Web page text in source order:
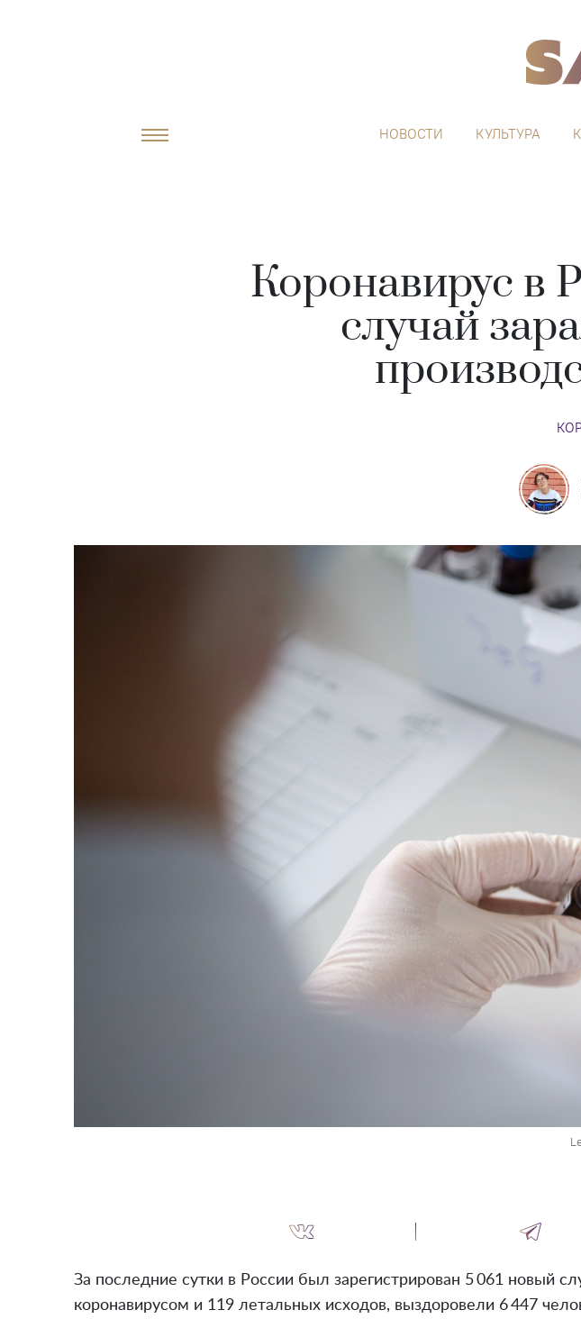
НОВОСТИ КУЛЬТУРА
Коронавирус в
случай
За последние сутки в России был зарегистрирован 5 061 новый
коронавирусом и 119 летальных исходов, выздоровели 6 447